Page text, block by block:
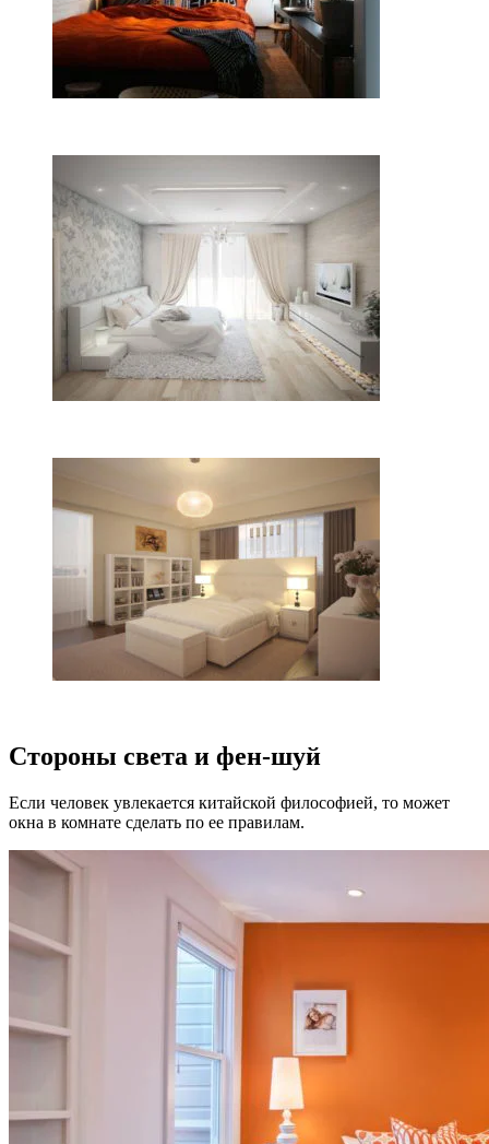
Стороны света и фен-шуй
Если человек увлекается китайской философией, то может
окна в комнате сделать по ее правилам.